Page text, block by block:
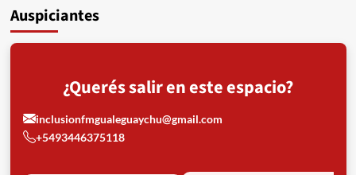
Auspiciantes
¿Querés salir en este espacio?
inclusionfmgualeguaychu@gmail.com
+5493446375118